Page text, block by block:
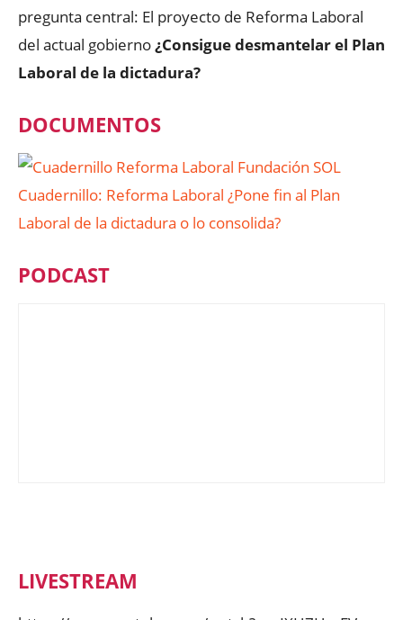
pregunta central: El proyecto de Reforma Laboral
del actual gobierno¿Consigue desmantelar el Plan
Laboral de la dictadura?
DOCUMENTOS
Cuadernillo: Reforma Laboral ¿Pone fin al Plan
Laboral de la dictadura o lo consolida?
PODCAST
LIVESTREAM